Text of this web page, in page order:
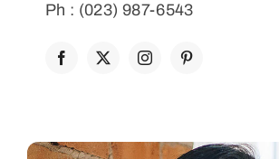
Ph : (023) 987-6543